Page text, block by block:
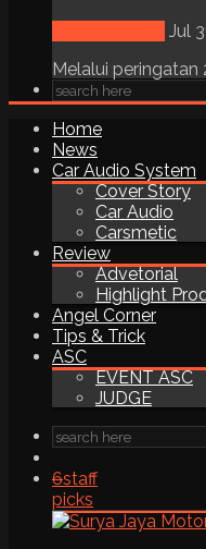
Jul
Melalui peringatan
Home
News
Car Audio System
Cover Story
Car Audio
Carsmetic
Review
Advetorial
Highlight
Angel Corner
Tips & Trick
ASC
EVENT ASC
JUDGE
6staff
picks